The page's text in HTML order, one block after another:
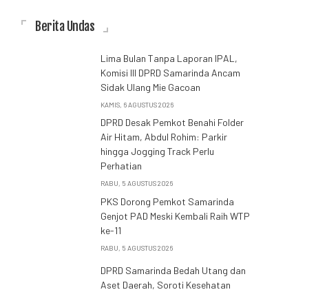
Berita Undas
Lima Bulan Tanpa Laporan IPAL,
Komisi III DPRD Samarinda Ancam
Sidak Ulang Mie Gacoan
KAMIS, 6 AGUSTUS 2026
DPRD Desak Pemkot Benahi Folder
Air Hitam, Abdul Rohim: Parkir
hingga Jogging Track Perlu
Perhatian
RABU, 5 AGUSTUS 2026
PKS Dorong Pemkot Samarinda
Genjot PAD Meski Kembali Raih WTP
ke-11
RABU, 5 AGUSTUS 2026
DPRD Samarinda Bedah Utang dan
Aset Daerah, Soroti Kesehatan